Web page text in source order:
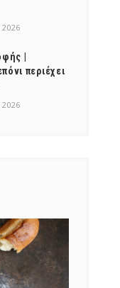
2026
|
περιέχει
2026